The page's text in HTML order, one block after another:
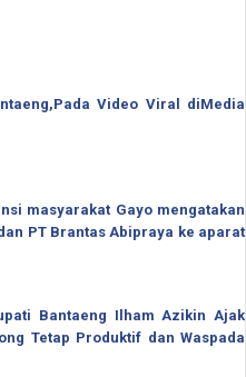
Video Viral diMedia
masyarakat Gayo mengatakan
PT Brantas Abipraya ke aparat
Bantaeng Ilham Azikin Ajak
Tetap Produktif dan Waspada